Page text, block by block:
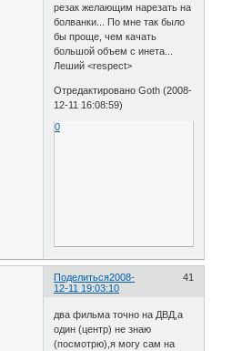
резак желающим нарезать на
болванки... По мне так было
бы проще, чем качать
большой объем с инета...
Леший <respect>
Отредактировано Goth (2008-
12-11 16:08:59)
0
Поделиться 41
2008-
12-11 19:03:10
два фильма точно на ДВД,а
один (центр) не знаю
(посмотрю),я могу сам на